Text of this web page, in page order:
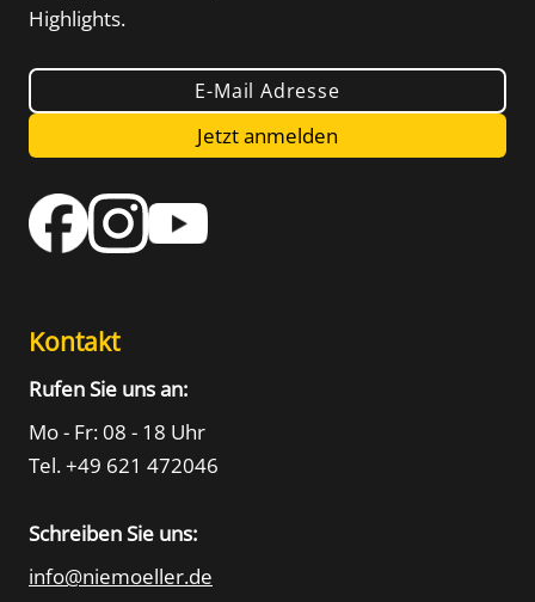
Highlights.
E-Mail Adresse
Jetzt anmelden
Kontakt
Rufen Sie uns an:
Mo - Fr: 08 - 18 Uhr
Tel. +49 621 472046
Schreiben Sie uns:
info@niemoeller.de